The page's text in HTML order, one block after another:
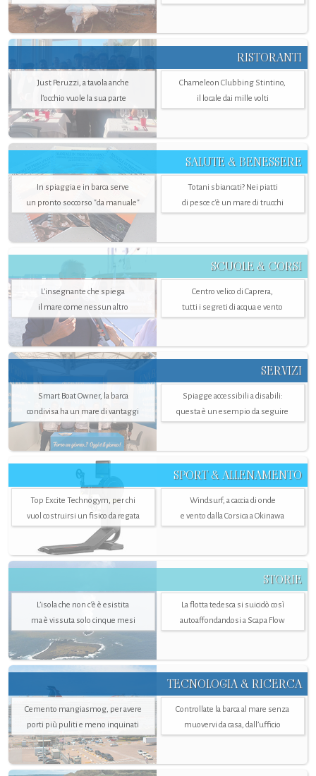
RISTORANTI
Just Peruzzi, a tavola anche
l’occhio vuole la sua parte
Chameleon Clubbing Stintino,
il locale dai mille volti
SALUTE & BENESSERE
In spiaggia e in barca serve
un pronto soccorso "da manuale"
Totani sbiancati? Nei piatti
di pesce c'è un mare di trucchi
SCUOLE & CORSI
L'insegnante che spiega
il mare come nessun altro
Centro velico di Caprera,
tutti i segreti di acqua e vento
SERVIZI
Smart Boat Owner, la barca
condivisa ha un mare di vantaggi
Spiagge accessibili a disabili:
questa è un esempio da seguire
SPORT & ALLENAMENTO
Top Excite Technogym, per chi
vuol costruirsi un fisico da regata
Windsurf, a caccia di onde
e vento dalla Corsica a Okinawa
STORIE
L’isola che non c'è è esistita
ma è vissuta solo cinque mesi
La flotta tedesca si suicidò così
autoaffondandosi a Scapa Flow
TECNOLOGIA & RICERCA
Cemento mangiasmog, per avere
porti più puliti e meno inquinati
Controllate la barca al mare senza
muovervi da casa, dall’ufficio